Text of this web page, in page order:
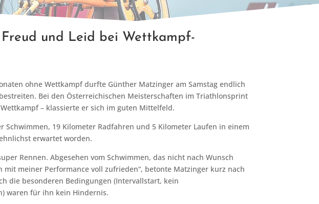
und Leid bei Wettkampf-
ohne Wettkampf durfte Günther Matzinger am Samstag endlich
Bei den Österreichischen Meisterschaften im Triathlonsprint
– klassierte er sich im guten Mittelfeld.
Schwimmen, 19 Kilometer Radfahren und 5 Kilometer Laufen in einem
erwartet worden.
Rennen. Abgesehen vom Schwimmen, das nicht nach Wunsch
mit meiner Performance voll zufrieden“, betonte Matzinger kurz nach
die besonderen Bedingungen (Intervallstart, kein
waren für ihn kein Hindernis.